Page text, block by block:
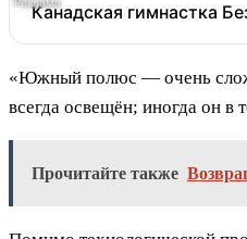
Канадская гимнастка
«Южный полюс — очень
всегда освещён; иногда он
Прочитайте также